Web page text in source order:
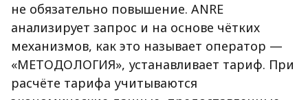
не обязательно повышение. ANRE
анализирует запрос и на основе чётких
механизмов, как это называет оператор —
«МЕТОДОЛОГИЯ», устанавливает тариф. При
расчёте тарифа учитываются